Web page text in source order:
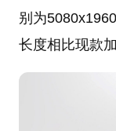
别为
长度相比现款